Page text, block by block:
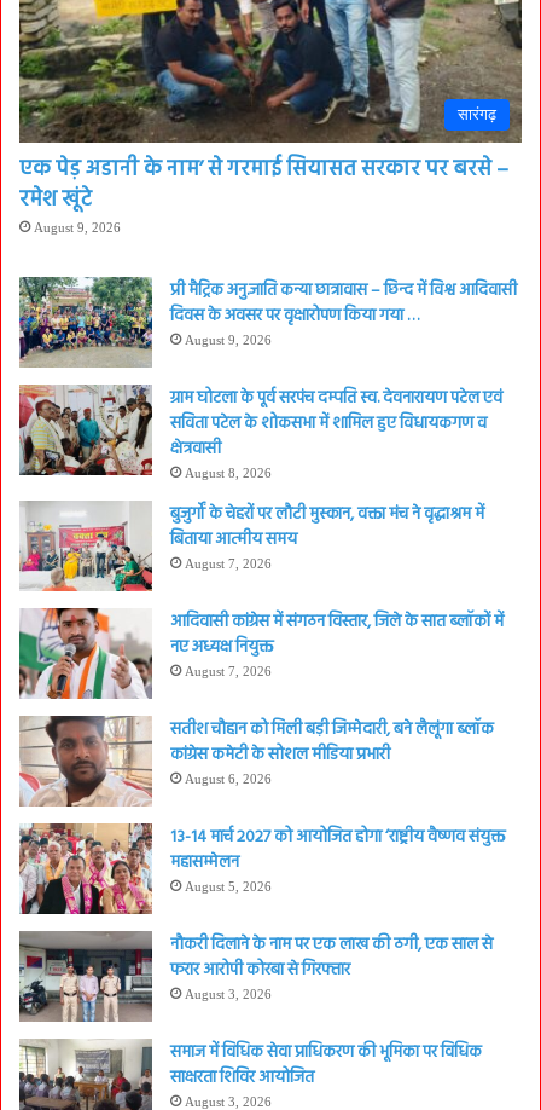
सारंगढ़
एक पेड़ अडानी के नाम’ से गरमाई सियासत सरकार पर बरसे –
रमेश खूंटे
August 9, 2026
प्री मैट्रिक अनु.जाति कन्या छात्रावास – छिन्द में विश्व आदिवासी
दिवस के अवसर पर वृक्षारोपण किया गया …
August 9, 2026
ग्राम घोटला के पूर्व सरपंच दम्पति स्व. देवनारायण पटेल एवं
सविता पटेल के शोकसभा में शामिल हुए विधायकगण व
क्षेत्रवासी
August 8, 2026
बुजुर्गों के चेहरों पर लौटी मुस्कान, वक्ता मंच ने वृद्धाश्रम में
बिताया आत्मीय समय
August 7, 2026
आदिवासी कांग्रेस में संगठन विस्तार, जिले के सात ब्लॉकों में
नए अध्यक्ष नियुक्त
August 7, 2026
सतीश चौहान को मिली बड़ी जिम्मेदारी, बने लैलूंगा ब्लॉक
कांग्रेस कमेटी के सोशल मीडिया प्रभारी
August 6, 2026
13-14 मार्च 2027 को आयोजित होगा ‘राष्ट्रीय वैष्णव संयुक्त
महासम्मेलन
August 5, 2026
नौकरी दिलाने के नाम पर एक लाख की ठगी, एक साल से
फरार आरोपी कोरबा से गिरफ्तार
August 3, 2026
समाज में विधिक सेवा प्राधिकरण की भूमिका पर विधिक
साक्षरता शिविर आयोजित
August 3, 2026